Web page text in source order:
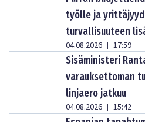
työlle ja
turvallisuuteen
04.08.2026 | 17:59
Sisäministeri
varauksettoman
linjaero jatkuu
04.08.2026 | 15:42